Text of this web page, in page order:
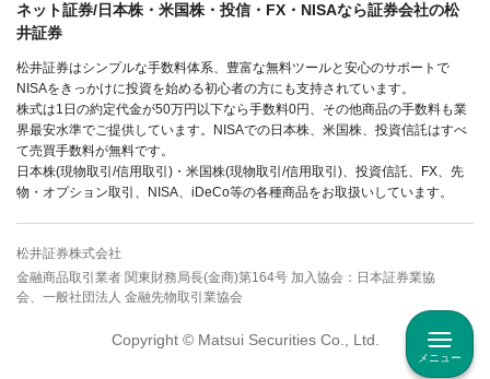
メニュー
ネット証券/日本株・米国株・投信・FX・NISAなら証券会社の松
井証券
松井証券はシンプルな手数料体系、豊富な無料ツールと安心のサポートで
NISAをきっかけに投資を始める初心者の方にも支持されています。
株式は1日の約定代金が50万円以下なら手数料0円、その他商品の手数料も業
界最安水準でご提供しています。NISAでの日本株、米国株、投資信託はすべ
て売買手数料が無料です。
日本株(現物取引/信用取引)・米国株(現物取引/信用取引)、投資信託、FX、先
物・オプション取引、NISA、iDeCo等の各種商品をお取扱いしています。
松井証券株式会社
金融商品取引業者 関東財務局長(金商)第164号 加入協会：日本証券業協
会、一般社団法人 金融先物取引業協会
Copyright © Matsui Securities Co., Ltd.